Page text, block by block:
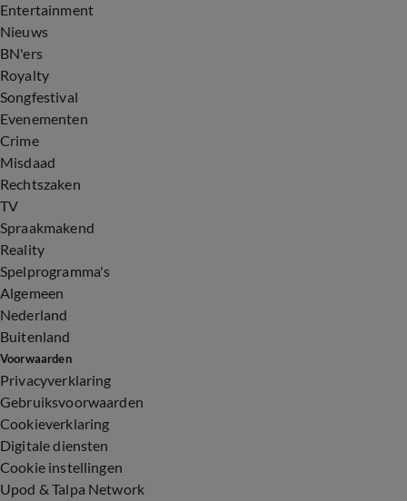
Entertainment
Nieuws
BN'ers
Royalty
Songfestival
Evenementen
Crime
Misdaad
Rechtszaken
TV
Spraakmakend
Reality
Spelprogramma's
Algemeen
Nederland
Buitenland
Voorwaarden
Privacyverklaring
Gebruiksvoorwaarden
Cookieverklaring
Digitale diensten
Cookie instellingen
Upod & Talpa Network